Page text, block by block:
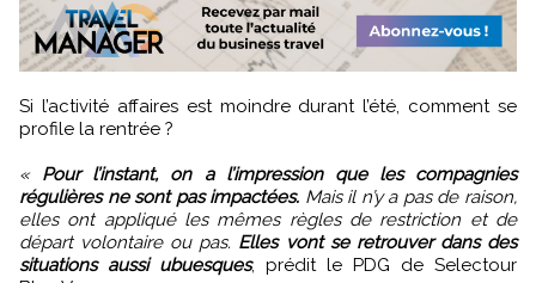
Si l’activité affaires est moindre durant l’été, comment se
profile la rentrée ?
« Pour l’instant, on a l’impression que les compagnies
régulières ne sont pas impactées. Mais il n’y a pas de raison,
elles ont appliqué les mêmes règles de restriction et de
départ volontaire ou pas. Elles vont se retrouver dans des
situations aussi ubuesques, prédit le PDG de Selectour